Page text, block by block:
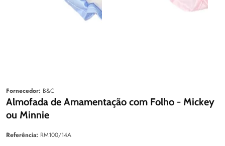
Fornecedor: B&C
Almofada de Amamentação com Folho - Mickey
ou Minnie
Referência: RM100/14A